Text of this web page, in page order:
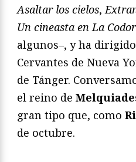
Asaltar los cielos,
Un cineasta en La
algunos–, y ha
Cervantes de Nueva
de Tánger.
el reino de
gran tipo que, como
de octubre.